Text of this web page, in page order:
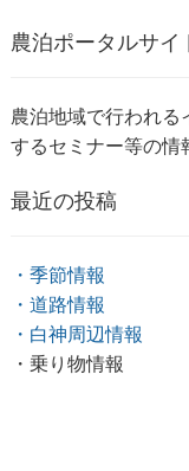
農泊ポータルサイ
農泊地域で行われ
するセミナー等の情
最近の投稿
・季節情報
・道路情報
・白神周辺情報
・乗り物情報